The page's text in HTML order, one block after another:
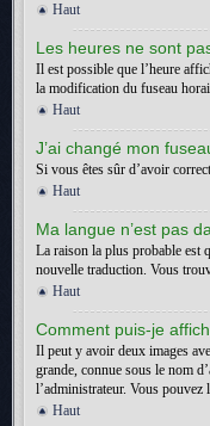
Haut
Les heures ne sont
Il est possible que l’heure
la modification du fuseau
Haut
J’ai changé mon
Si vous êtes sûr d’avoir
Haut
Ma langue n’est pas
La raison la plus probable est
nouvelle traduction. Vous
Haut
Comment puis-je
Il peut y avoir deux images
grande, connue sous le nom
l’administrateur. Vous pouvez
Haut